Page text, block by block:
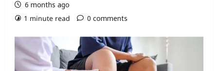
6 months ago
1 minute read
0 comments